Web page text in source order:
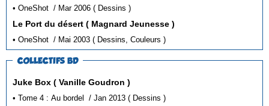
• OneShot / Mar 2006 ( Dessins )
Le Port du désert ( Magnard Jeunesse )
• OneShot / Mai 2003 ( Dessins, Couleurs )
COLLECTIFS BD
Juke Box ( Vanille Goudron )
• Tome 4 : Au bordel / Jan 2013 ( Dessins )